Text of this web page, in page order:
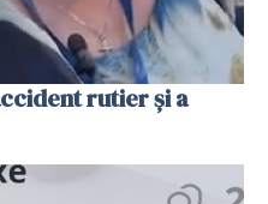
rutier și a